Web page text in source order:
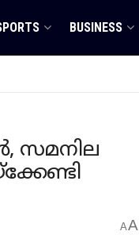
BUSINESS
സമനില
AA